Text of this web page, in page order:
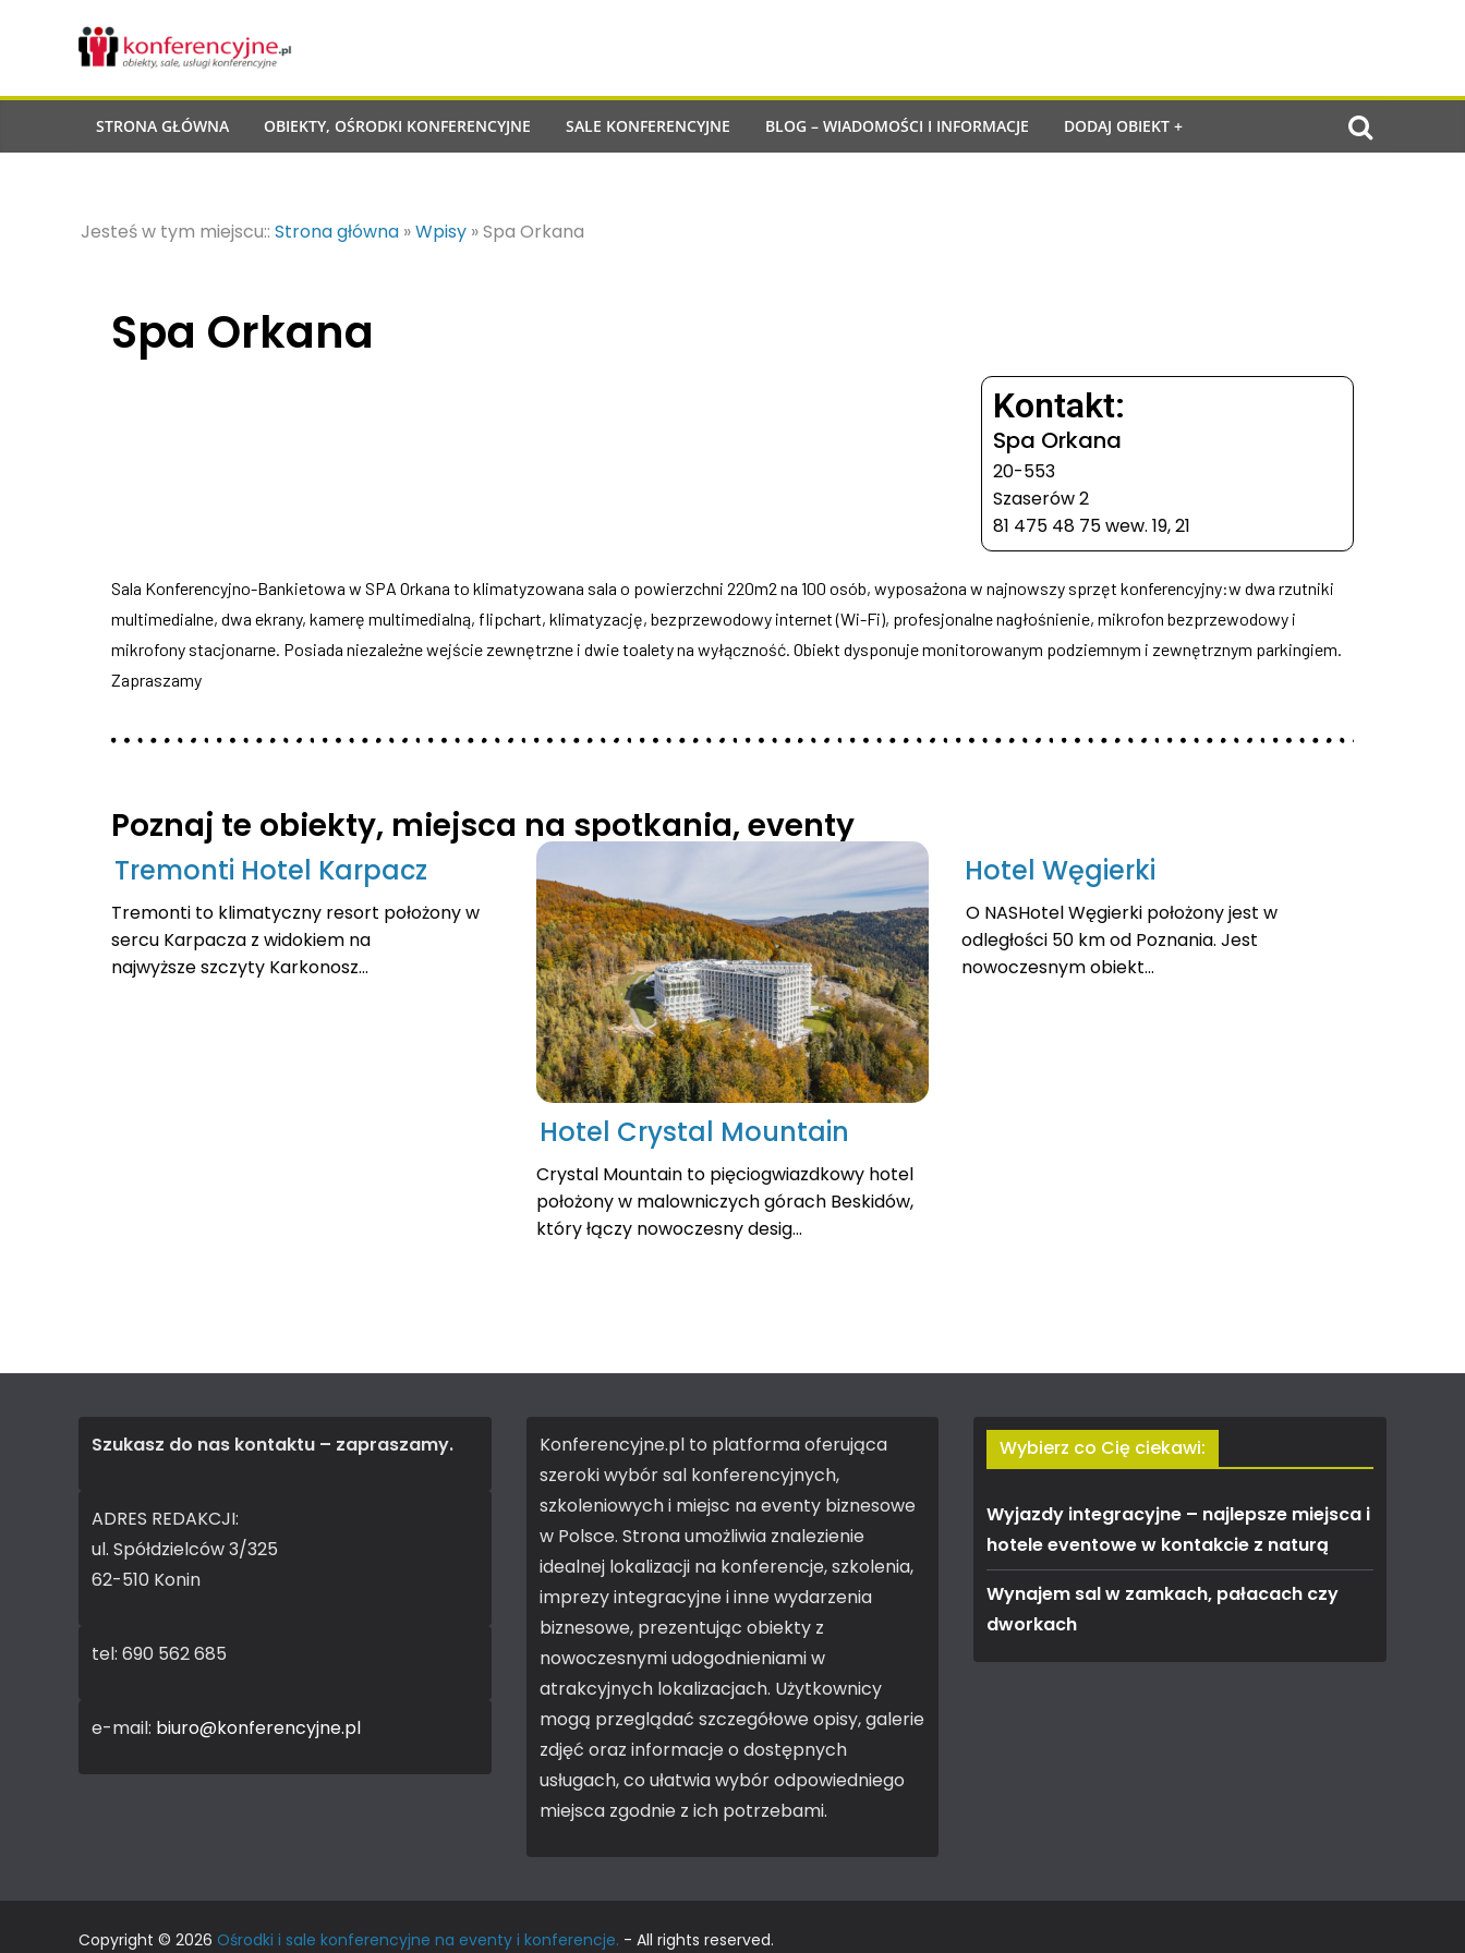
STRONA GŁÓWNA OBIEKTY, OŚRODKI KONFERENCYJNE SALE KONFERENCYJNE BLOG – WIADOMOŚCI I INFORMACJE DODAJ OBIEKT +
Jesteś w tym miejscu:: Strona główna »Wpisy »Spa Orkana
Spa Orkana
Kontakt:
Spa Orkana
20-553
Szaserów 2
81 475 48 75 wew. 19, 21
Sala Konferencyjno-Bankietowa w SPA Orkana to klimatyzowana sala o powierzchni 220m2 na 100 osób, wyposażona w najnowszy sprzęt konferencyjny:w dwa rzutniki
multimedialne, dwa ekrany, kamerę multimedialną, flipchart, klimatyzację, bezprzewodowy internet (Wi-Fi), profesjonalne nagłośnienie, mikrofon bezprzewodowy i
mikrofony stacjonarne. Posiada niezależne wejście zewnętrzne i dwie toalety na wyłączność. Obiekt dysponuje monitorowanym podziemnym i zewnętrznym parkingiem.
Zapraszamy
Poznaj te obiekty, miejsca na spotkania, eventy
Tremonti Hotel Karpacz
Tremonti to klimatyczny resort położony w
sercu Karpacza z widokiem na
najwyższe szczyty Karkonosz...
Hotel Crystal Mountain
Crystal Mountain to pięciogwiazdkowy hotel
położony w malowniczych górach Beskidów,
który łączy nowoczesny desig...
Hotel Węgierki
O NASHotel Węgierki położony jest w
odległości 50 km od Poznania. Jest
nowoczesnym obiekt...
Szukasz do nas kontaktu – zapraszamy.
ADRES REDAKCJI:
ul. Spółdzielców 3/325
62-510 Konin
tel: 690 562 685
e-mail: biuro@konferencyjne.pl
Konferencyjne.pl to platforma oferująca
szeroki wybór sal konferencyjnych,
szkoleniowych i miejsc na eventy biznesowe
w Polsce. Strona umożliwia znalezienie
idealnej lokalizacji na konferencje, szkolenia,
imprezy integracyjne i inne wydarzenia
biznesowe, prezentując obiekty z
nowoczesnymi udogodnieniami w
atrakcyjnych lokalizacjach. Użytkownicy
mogą przeglądać szczegółowe opisy, galerie
zdjęć oraz informacje o dostępnych
usługach, co ułatwia wybór odpowiedniego
miejsca zgodnie z ich potrzebami.
Wybierz co Cię ciekawi:
Wyjazdy integracyjne – najlepsze miejsca i
hotele eventowe w kontakcie z naturą
Wynajem sal w zamkach, pałacach czy
dworkach
Copyright © 2026 Ośrodki i sale konferencyjne na eventy i konferencje. - All rights reserved.